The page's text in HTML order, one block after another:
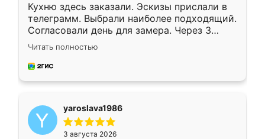
Кухню здесь заказали. Эскизы прислали в
телеграмм. Выбрали наиболее подходящий.
Согласовали день для замера. Через 3
недели кухня была уже готова. Остались
довольны работой. Спасибо Ренессанс
мебель за качественную работу!
Читать полностью
yaroslava1986
3 августа 2026